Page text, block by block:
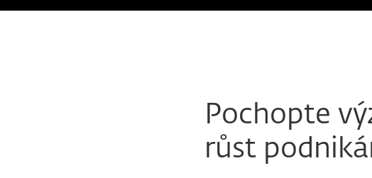
Pochopte
růst